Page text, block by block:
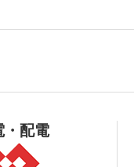
・配電